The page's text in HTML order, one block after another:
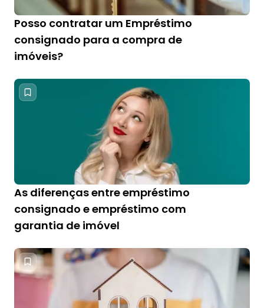
Posso contratar um Empréstimo
consignado para a compra de
imóveis?
As diferenças entre empréstimo
consignado e empréstimo com
garantia de imóvel